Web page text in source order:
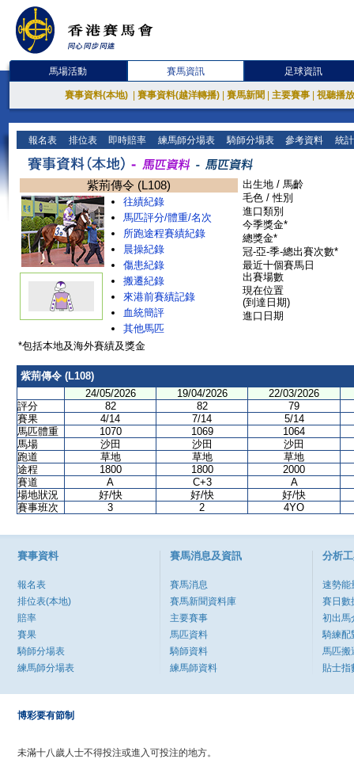
馬場活動 賽馬資訊 足球資訊
賽事資料(本地) 賽事資料(越洋轉播) 賽馬新聞 主要賽事 視聽播
報名表 排位表 即時賠率 練馬師分場表 騎師分場表 參考資料 統
紫荊傳令 (L108)
往績紀錄
馬匹評分/體重/名次
所跑途程賽績紀錄
晨操紀錄
傷患紀錄
搬遷紀錄
來港前賽績記錄
血統簡評
其他馬匹
出生地 / 馬齡
毛色 / 性別
進口類別
今季獎金*
總獎金*
冠-亞-季-總出賽次數*
最近十個賽馬日
出賽場數
現在位置
(到達日期)
進口日期
*包括本地及海外賽績及獎金
紫荊傳令 (L108)
24/05/2026
19/04/2026
22/03/2026
評分
82 82
79
賽果
4/14 7/14
5/14
馬匹體重
1070 1069
1064
馬場
沙田 沙田
沙田
跑道
草地 草地
草地
途程
1800 1800
2000
賽道
A C+3
A
場地狀況
好/快 好/快
好/快
賽事班次
3 2 4YO
賽事資料
報名表
排位表(本地)
賠率
賽果
騎師分場表
練馬師分場表
賽馬消息及資訊
賽馬消息
賽馬新聞資料庫
主要賽事
馬匹資料
騎師資料
練馬師資料
分析
速勢能
賽日數
初出馬
騎練配
馬匹搬
貼士指
博彩要有節制
未滿十八歲人士不得投注或進入可投注的地方。